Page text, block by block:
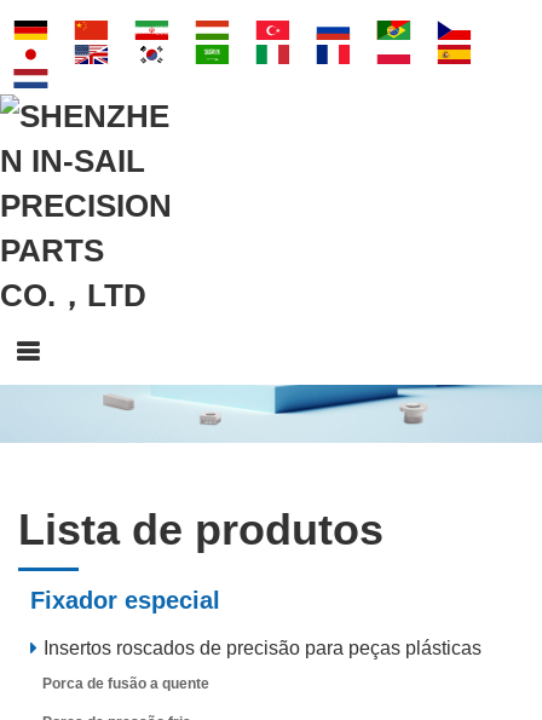
Lista de produtos
Fixador especial
Insertos roscados de precisão para peças plásticas
Porca de fusão a quente